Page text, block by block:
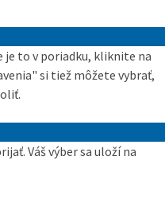
je to v poriadku, kliknite na
si tiež môžete vybrať,
Váš výber sa uloží na